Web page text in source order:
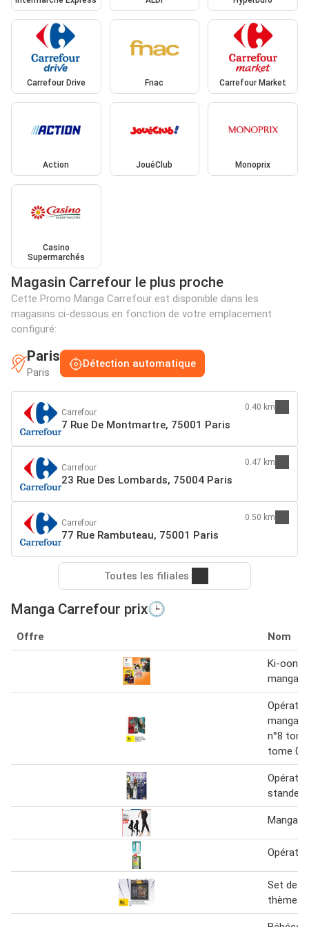
Carrefour Drive Fnac Carrefour Market
Action JouéClub Monoprix
Casino
Supermarchés
Magasin Carrefour le plus proche
Cette Promo Manga Carrefour est disponible dans les
magasins ci-dessous en fonction de votre emplacement
configuré:
Paris
Paris
Détection automatique
Carrefour
7 Rue De Montmartre, 75001 Paris
0.40 km
Carrefour
23 Rue Des Lombards, 75004 Paris
0.47 km
Carrefour
77 Rue Rambuteau, 75001 Paris
0.50 km
Toutes les filiales
Manga Carrefour prix🕒
Offre Nom
Ki-oon -
manga
manga
n°8
tome
standee
Manga
Set de
thème